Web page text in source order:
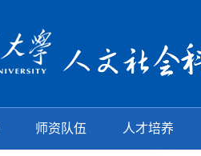
师资队伍 人才培养